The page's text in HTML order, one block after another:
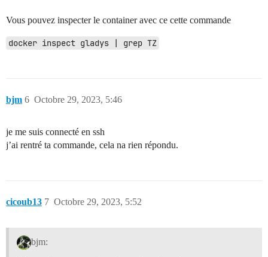
Vous pouvez inspecter le container avec ce cette commande
docker inspect gladys | grep TZ
bjm Octobre 29, 2023, 5:46
6
je me suis connecté en ssh
j’ai rentré ta commande, cela na rien répondu.
cicoub13 Octobre 29, 2023, 5:52
7
bjm: